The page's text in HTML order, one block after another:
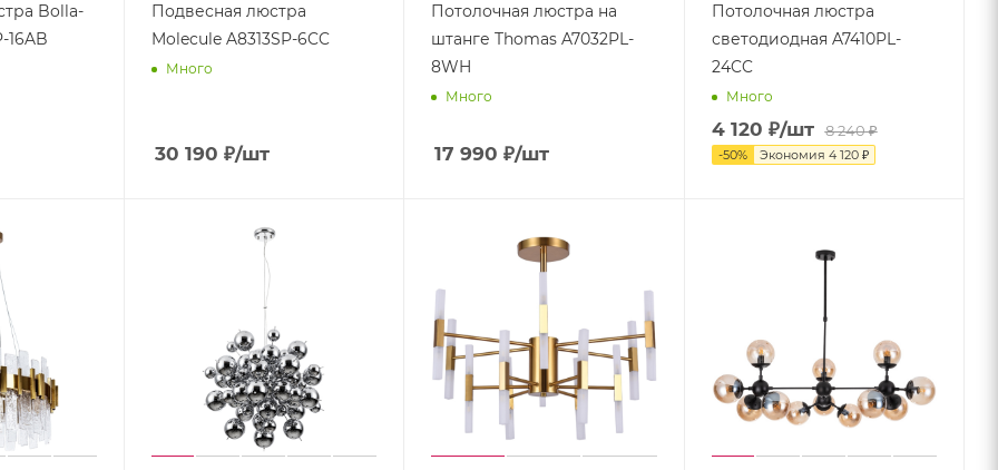
Bolla-
16AB
Подвесная люстра
Molecule A8313SP-6CC
Много
30 190 ₽/шт
Потолочная люстра на
штанге Thomas A7032PL-
8WH
Много
17 990 ₽/шт
Потолочная люстра
светодиодная A7410PL-
24CC
Много
4 120 ₽/шт 8 240₽
-50% Экономия 4 120₽